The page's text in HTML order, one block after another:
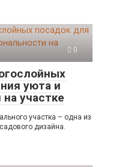
0
уюта и
участке
участка – одна из
дизайна.